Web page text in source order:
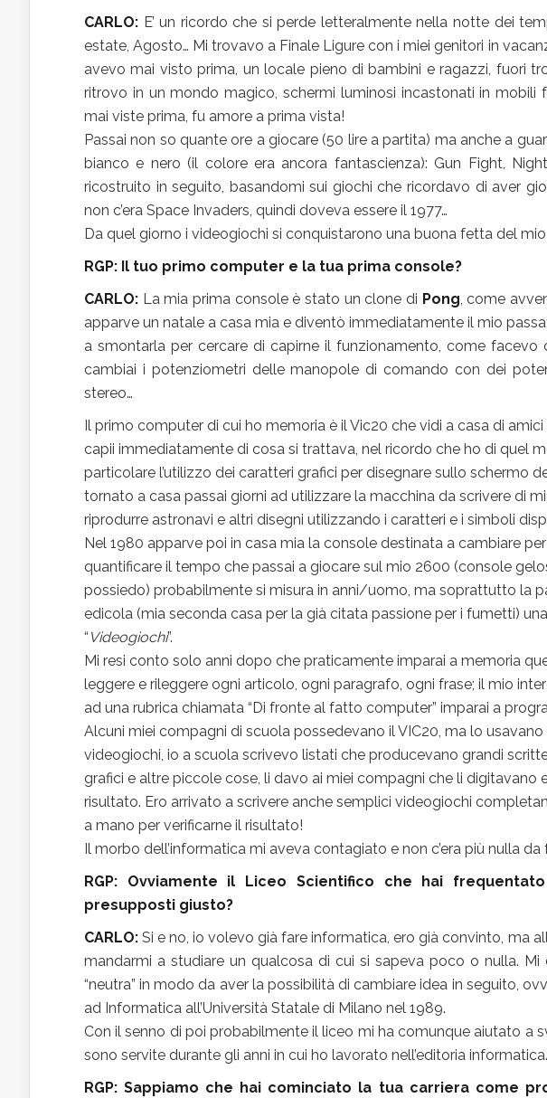
CARLO: E’ un ricordo che si perde letteralmente nella notte dei
estate, Agosto… Mi trovavo a Finale Ligure con i miei genitori in
avevo mai visto prima, un locale pieno di bambini e ragazzi, fuori
ritrovo in un mondo magico, schermi luminosi incastonati in
mai viste prima, fu amore a prima vista!
Passai non so quante ore a giocare (50 lire a partita) ma anche a
bianco e nero (il colore era ancora fantascienza): Gun Fight, Night
ricostruito in seguito, basandomi sui giochi che ricordavo di aver
non c’era Space Invaders, quindi doveva essere il 1977…
Da quel giorno i videogiochi si conquistarono una buona fetta del mio
RGP: Il tuo primo computer e la tua prima console?
CARLO: La mia prima console è stato un clone di Pong , come
apparve un natale a casa mia e diventò immediatamente il mio
a smontarla per cercare di capirne il funzionamento, come
cambiai i potenziometri delle manopole di comando con dei
stereo…
Il primo computer di cui ho memoria è il Vic20 che vidi a casa di
capii immediatamente di cosa si trattava, nel ricordo che ho di quel
particolare l’utilizzo dei caratteri grafici per disegnare sullo schermo
tornato a casa passai giorni ad utilizzare la macchina da scrivere di
riprodurre astronavi e altri disegni utilizzando i caratteri e i simboli
Nel 1980 apparve poi in casa mia la console destinata a cambiare
quantificare il tempo che passai a giocare sul mio 2600 (console
possiedo) probabilmente si misura in anni/uomo, ma soprattutto la
edicola (mia seconda casa per la già citata passione per i fumetti)
“ Videogiochi”.
Mi resi conto solo anni dopo che praticamente imparai a memoria
leggere e rileggere ogni articolo, ogni paragrafo, ogni frase; il mio
ad una rubrica chiamata “Di fronte al fatto computer” imparai a
Alcuni miei compagni di scuola possedevano il VIC20, ma lo
videogiochi, io a scuola scrivevo listati che producevano grandi
grafici e altre piccole cose, li davo ai miei compagni che li
risultato. Ero arrivato a scrivere anche semplici videogiochi
a mano per verificarne il risultato!
Il morbo dell’informatica mi aveva contagiato e non c’era più nulla da
RGP: Ovviamente il Liceo Scientifico che hai
presupposti giusto?
CARLO: Si e no, io volevo già fare informatica, ero già convinto, ma
mandarmi a studiare un qualcosa di cui si sapeva poco o nulla.
“neutra” in modo da aver la possibilità di cambiare idea in seguito,
ad Informatica all’Università Statale di Milano nel 1989.
Con il senno di poi probabilmente il liceo mi ha comunque aiutato a
sono servite durante gli anni in cui ho lavorato nell’editoria informatica.
RGP: Sappiamo che hai cominciato la tua carriera come